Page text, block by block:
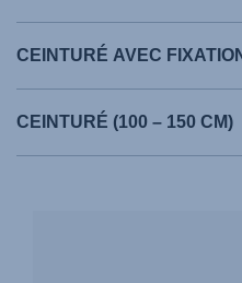
CEINTURÉ AVEC
CEINTURÉ (100 – 150 CM)